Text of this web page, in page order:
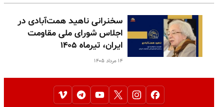
سخنرانی ناهید همت‌آبادی در
اجلاس شورای ملی مقاومت
ایران، تیرماه ۱۴۰۵
۱۴ مرداد ۱۴۰۵